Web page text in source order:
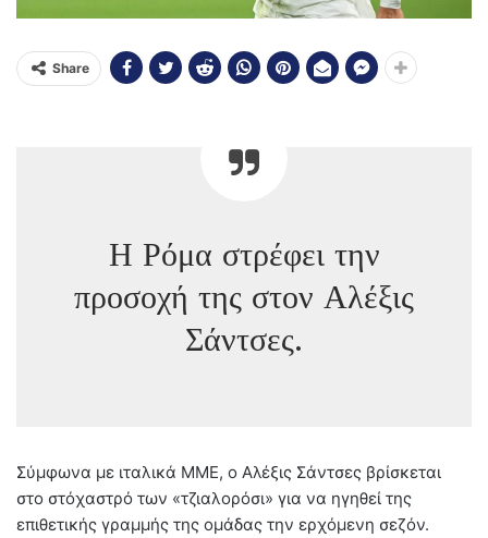
Share
Η Ρόμα στρέφει την
προσοχή της στον Αλέξις
Σάντσες.
Σύμφωνα με ιταλικά ΜΜΕ, ο Αλέξις Σάντσες βρίσκεται
στο στόχαστρό των «τζιαλορόσι» για να ηγηθεί της
επιθετικής γραμμής της ομάδας την ερχόμενη σεζόν.